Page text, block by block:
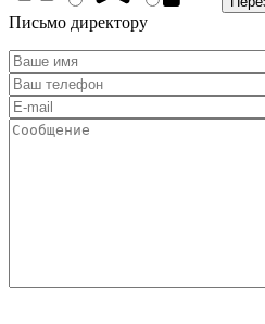
Письмо директору